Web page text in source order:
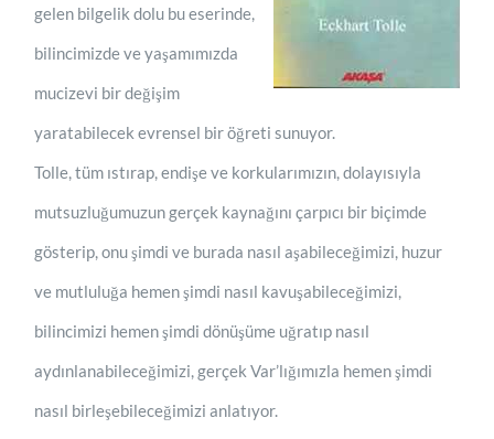
gelen bilgelik dolu bu eserinde,
bilincimizde ve yaşamımızda
mucizevi bir değişim
yaratabilecek evrensel bir öğreti sunuyor.
Tolle, tüm ıstırap, endişe ve korkularımızın, dolayısıyla
mutsuzluğumuzun gerçek kaynağını çarpıcı bir biçimde
gösterip, onu şimdi ve burada nasıl aşabileceğimizi, huzur
ve mutluluğa hemen şimdi nasıl kavuşabileceğimizi,
bilincimizi hemen şimdi dönüşüme uğratıp nasıl
aydınlanabileceğimizi, gerçek Var’lığımızla hemen şimdi
nasıl birleşebileceğimizi anlatıyor.